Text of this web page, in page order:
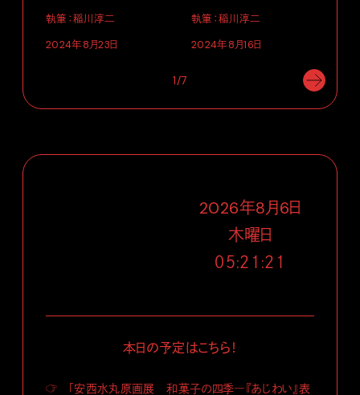
執筆：稲川淳二
2024年8月23日
執筆：稲川淳二
2024年8月16日
1/7
2026年8月6日
木曜日
０５:２１:２２
本日の予定はこちら！
☞
「安西水丸原画展 和菓子の四季―『あじわい』表